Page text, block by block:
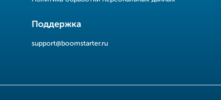
Поддержка
support@boomstarter.ru